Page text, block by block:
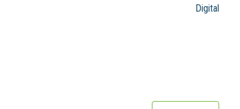
Digital